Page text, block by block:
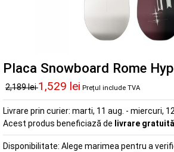
Placa Snowboard Rome
2,189 lei1,529 lei Prețul include TVA
Livrare prin curier: marti, 11 aug. - miercuri,
Acest produs beneficiază de livrare gratuită
Disponibilitate: Alege marimea pentru a